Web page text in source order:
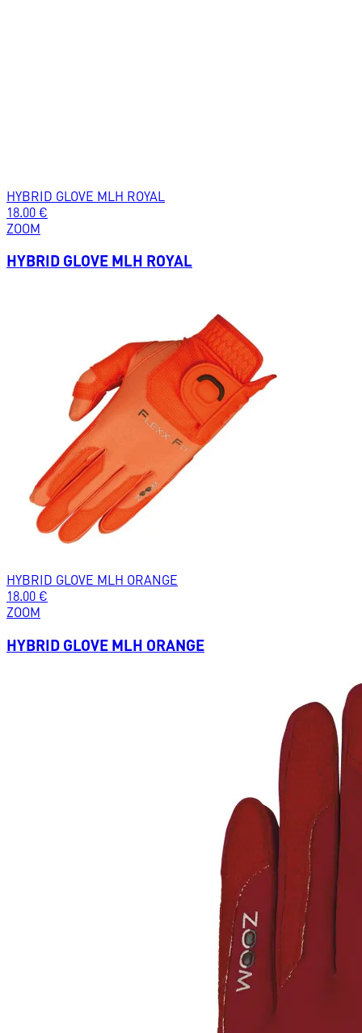
HYBRID GLOVE MLH ROYAL
18.00 €
ZOOM
HYBRID GLOVE MLH ROYAL
HYBRID GLOVE MLH ORANGE
18.00 €
ZOOM
HYBRID GLOVE MLH ORANGE